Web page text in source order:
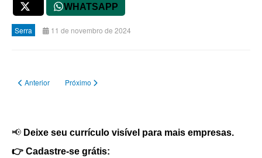
WHATSAPP
Serra 11 de novembro de 2024
Artigo anterior: VAGA PARA ADMINISTRATIVO
Anterior Próximo artigo: VAGA DE VISTORIADOR DE IMÓVEIS
Próximo
📢 Deixe seu currículo visível para mais empresas.
👉 Cadastre-se grátis: